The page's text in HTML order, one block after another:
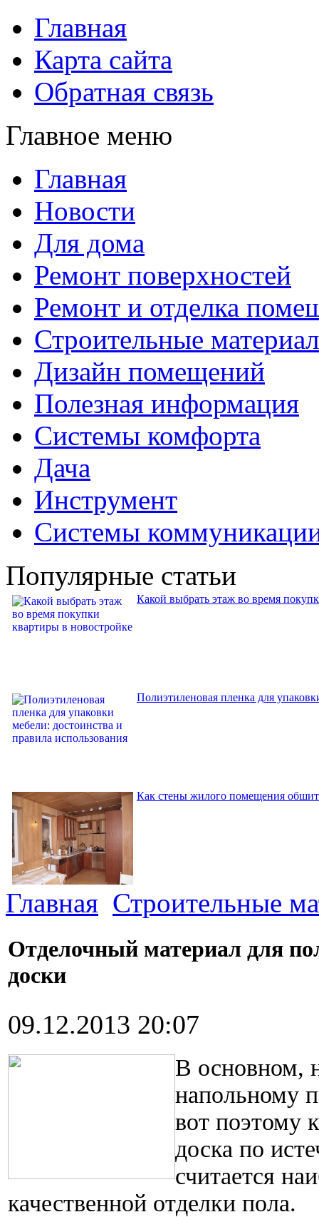
Главная
Карта сайта
Обратная связь
Главное меню
Главная
Новости
Для дома
Ремонт поверхностей
Ремонт и отделка
Строительные
Дизайн помещений
Полезная информация
Системы комфорта
Дача
Инструмент
Системы
Популярные статьи
Какой выбрать этаж во время
Полиэтиленовая пленка для
Как стены жилого помещения
Главная Строительные
Отделочный материал для
доски
09.12.2013 20:07
В основном,
напольному
вот поэтому
доска по
считается
качественной отделки пола.